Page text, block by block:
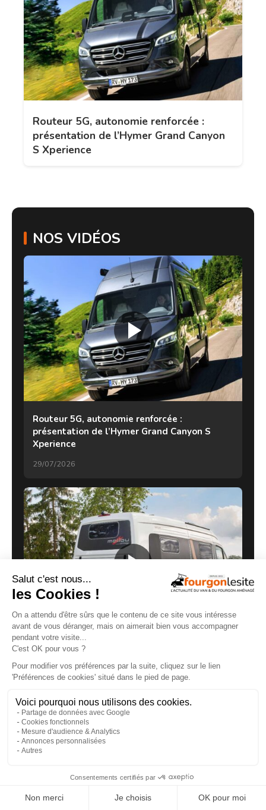
Routeur 5G, autonomie renforcée :
présentation de l’Hymer Grand Canyon
S Xperience
NOS VIDÉOS
Routeur 5G, autonomie renforcée :
présentation de l’Hymer Grand Canyon S
Xperience
29/07/2026
Malibu Genius : un fourgon Mercedes qui ne
ressemble à aucun autre
27/07/2026